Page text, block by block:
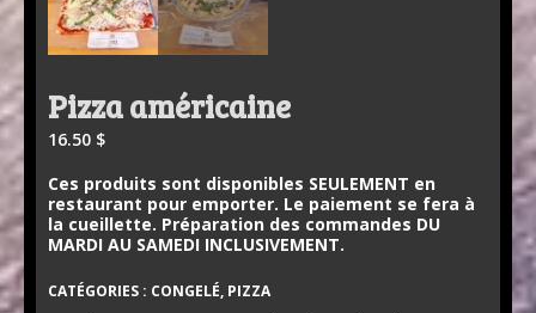
Pizza américaine
16.50 $
Ces produits sont disponibles SEULEMENT en
restaurant pour emporter. Le paiement se fera à
la cueillette. Préparation des commandes DU
MARDI AU SAMEDI INCLUSIVEMENT.
CATÉGORIES : CONGELÉ, PIZZA